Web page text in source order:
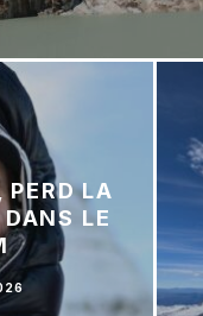
PERD LA
LE